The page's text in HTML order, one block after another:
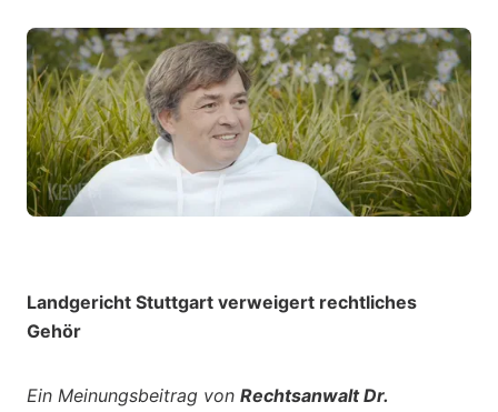
Landgericht Stuttgart verweigert rechtliches
Gehör
Ein Meinungsbeitrag von Rechtsanwalt Dr.